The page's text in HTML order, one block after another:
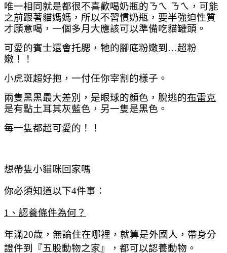
唯一相同就是都很不喜歡喝奶瓶的ㄋㄟ ㄋㄟ，可能
之前跟著貓媽媽，所以不習慣奶瓶，要半強迫性質
才願意喝，一個多月大應該可以準備吃貓罐頭。
可愛的賓士還會托腮，牠的腳底粉嫩到 …超粉
嫩！！
小虎斑超好抱，一付任你宰割的樣子。
兩隻黑黑最大差別，是眼球的顏色，脫逃的布雷克
是有點土耳其灰藍色，另一隻是黑色。
每一隻都超可愛的！！
想帶隻小貓咪回家嗎
你必須知道以下4件事：
1 、認養條件為何？
年滿20歲，無論住在哪裡，就算是外國人，帶身分
證件到『五股動物之家』，都可以認養動物。